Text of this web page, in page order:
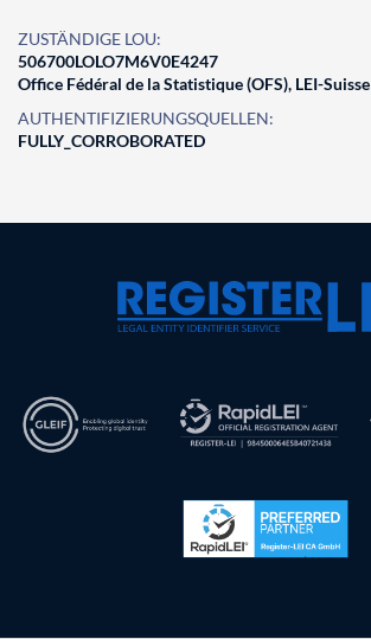
ZUSTÄNDIGE LOU:
506700LOLO7M6V0E4247
Office Fédéral de la Statistique (OFS), LEI-Suisse
AUTHENTIFIZIERUNGSQUELLEN:
FULLY_CORROBORATED